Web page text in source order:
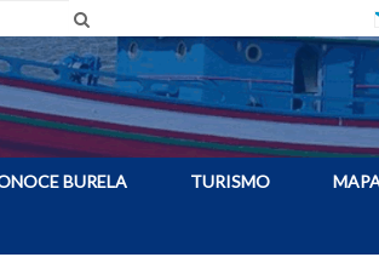
BURELA TURISMO